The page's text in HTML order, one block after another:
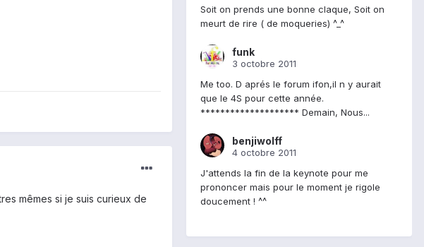
mêmes si je suis curieux de
Soit on prends une bonne claque, Soit on
meurt de rire ( de moqueries) ^_^
funk
3 octobre 2011
Me too. D aprés le forum ifon,il n y aurait
que le 4S pour cette année.
******************** Demain, Nous...
benjiwolff
4 octobre 2011
J'attends la fin de la keynote pour me
prononcer mais pour le moment je rigole
doucement ! ^^